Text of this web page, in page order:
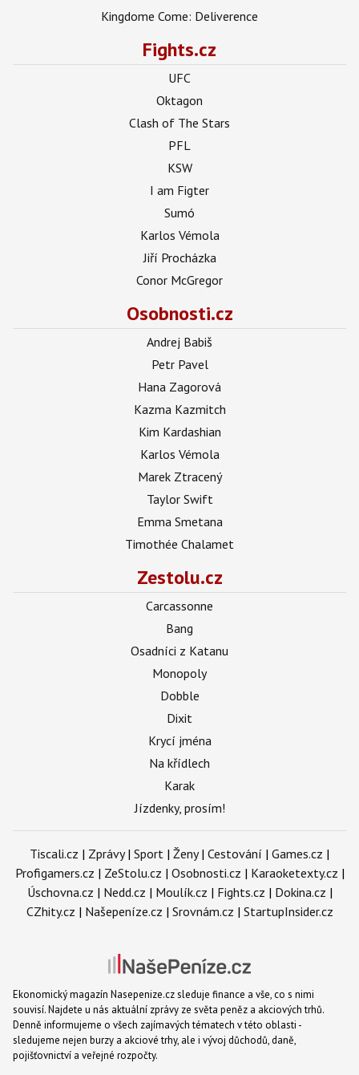
Kingdome Come: Deliverence
Fights.cz
UFC
Oktagon
Clash of The Stars
PFL
KSW
I am Figter
Sumó
Karlos Vémola
Jiří Procházka
Conor McGregor
Osobnosti.cz
Andrej Babiš
Petr Pavel
Hana Zagorová
Kazma Kazmitch
Kim Kardashian
Karlos Vémola
Marek Ztracený
Taylor Swift
Emma Smetana
Timothée Chalamet
Zestolu.cz
Carcassonne
Bang
Osadníci z Katanu
Monopoly
Dobble
Dixit
Krycí jména
Na křídlech
Karak
Jízdenky, prosím!
Tiscali.cz | Zprávy| Sport | Ženy| Cestování | Games.cz |
Profigamers.cz | ZeStolu.cz | Osobnosti.cz | Karaoketexty.cz |
Úschovna.cz | Nedd.cz | Moulík.cz | Fights.cz | Dokina.cz |
CZhity.cz | Našepeníze.cz | Srovnám.cz | StartupInsider.cz
Ekonomický magazín Nasepenize.cz sleduje finance a vše, co s nimi
souvisí. Najdete u nás aktuální zprávy ze světa peněz a akciových trhů.
Denně informujeme o všech zajímavých tématech v této oblasti -
sledujeme nejen burzy a akciové trhy, ale i vývoj důchodů, daně,
pojišťovnictví a veřejné rozpočty.